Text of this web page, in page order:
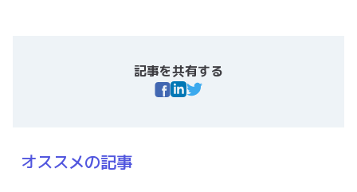
記事を共有する
オススメの記事